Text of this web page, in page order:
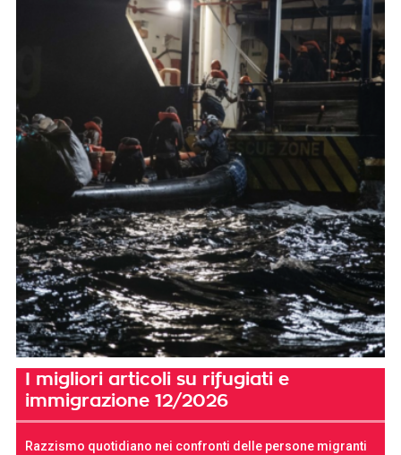
I migliori articoli su rifugiati e
immigrazione 12/2026
Razzismo quotidiano nei confronti delle persone migranti